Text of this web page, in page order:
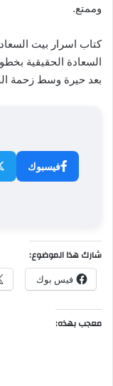
وممتع.
كتاب اسرار بيت
السعادة الحقيقية
بعد حيرة وسط زحمة
فيسبوك
شارك هذا الموضوع:
فيس بوك
معجب بهذه: